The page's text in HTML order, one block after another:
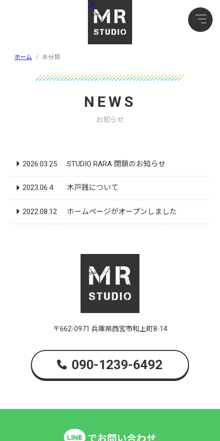
">
ホーム / 未分類
NEWS
お知らせ
2026.03.25 STUDIO RARA 閉鎖のお知らせ
2023.06.4 木戸銭について
2022.08.12 ホームページがオープンしました
〒662-0971 兵庫県西宮市和上町8-14
090-1239-6492